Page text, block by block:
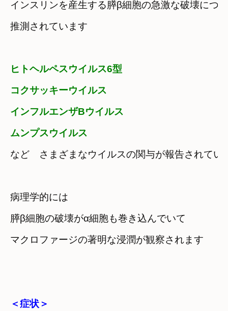
インスリンを産生する膵β細胞の急激な破壊につ
推測されています
ヒトヘルペスウイルス6型
コクサッキーウイルス
インフルエンザBウイルス
ムンプスウイルス
など
さまざまなウイルスの関与が報告されてい
病理学的には
膵β細胞の破壊がα細胞も巻き込んでいて
＜症状＞